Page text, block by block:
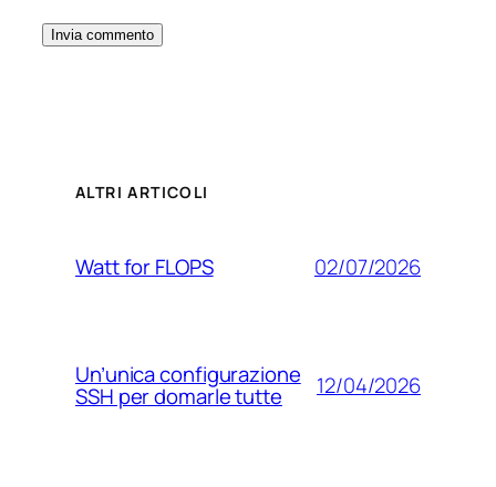
ALTRI ARTICOLI
Watt for FLOPS 02/07/2026
Un’unica configurazione
SSH per domarle tutte 12/04/2026